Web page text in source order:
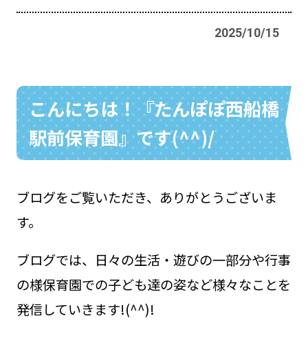
採用情報
048-631-3721 お問い合わせ
2025/10/15
こんにちは！『たんぽぽ西船橋
駅前保育園』です(^^)/
ブログをご覧いただき、ありがとうございま
す。
ブログでは、日々の生活・遊びの一部分や行事
の様保育園での子ども達の姿など様々なことを
発信していきます!(^^)!